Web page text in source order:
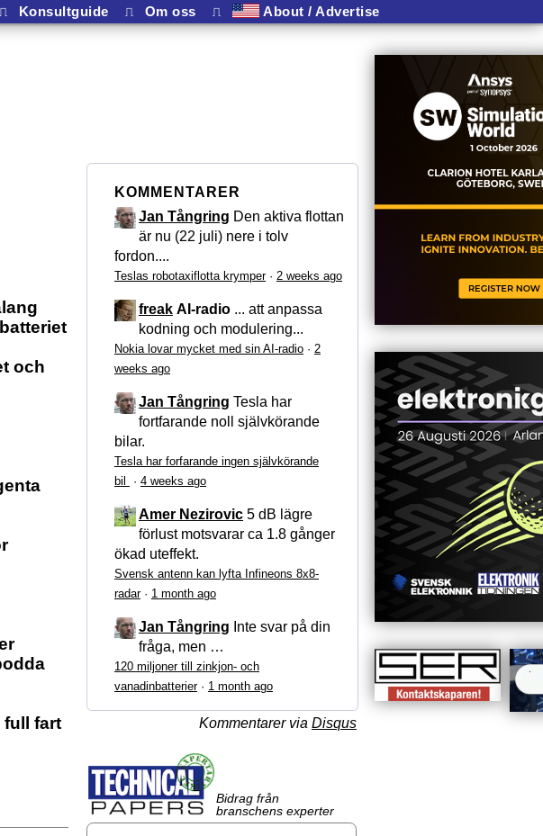
⎍ Konsultguide ⎍ Om oss ⎍ About / Advertise
och
full fart
KOMMENTARER
Jan Tångring Den aktiva flottan
är nu (22 juli) nere i tolv
fordon....
Teslas robotaxiflotta krymper· 2 weeks ago
freak AI-radio ... att anpassa
kodning och modulering...
Nokia lovar mycket med sin AI-radio · 2
weeks ago
Jan Tångring Tesla har
fortfarande noll självkörande
bilar.
Tesla har forfarande ingen självkörande
bil
· 4 weeks ago
Amer Nezirovic 5 dB lägre
förlust motsvarar ca 1.8 gånger
ökad uteffekt.
Svensk antenn kan lyfta Infineons 8x8-
radar· 1 month ago
Jan Tångring Inte svar på din
fråga, men …
120 miljoner till zinkjon- och
vanadinbatterier· 1 month ago
Kommentarer via Disqus
Bidrag från
branschens experter